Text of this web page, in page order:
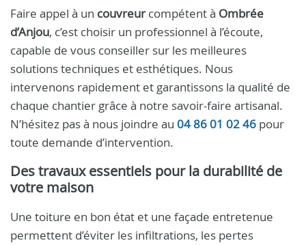
Faire appel à un couvreurcompétent à Ombrée
d’Anjou, c’est choisir un professionnel à l’écoute,
capable de vous conseiller sur les meilleures
solutions techniques et esthétiques. Nous
intervenons rapidement et garantissons la qualité de
chaque chantier grâce à notre savoir-faire artisanal.
N’hésitez pas à nous joindre au 04 86 01 02 46 pour
toute demande d’intervention.
Des travaux essentiels pour la durabilité de
votre maison
Une toiture en bon état et une façade entretenue
permettent d’éviter les infiltrations, les pertes